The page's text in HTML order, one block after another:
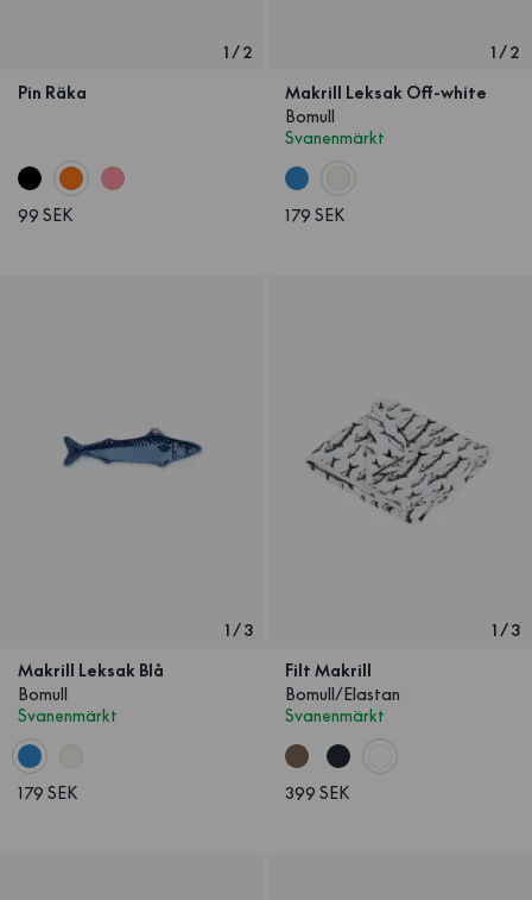
1/2
Pin Räka
99 SEK
1/2
Makrill Leksak Off-white
Bomull
Svanenmärkt
179 SEK
1 /3
Makrill Leksak Blå
Bomull
Svanenmärkt
179 SEK
1 /3
Filt Makrill
Bomull/Elastan
Svanenmärkt
399 SEK